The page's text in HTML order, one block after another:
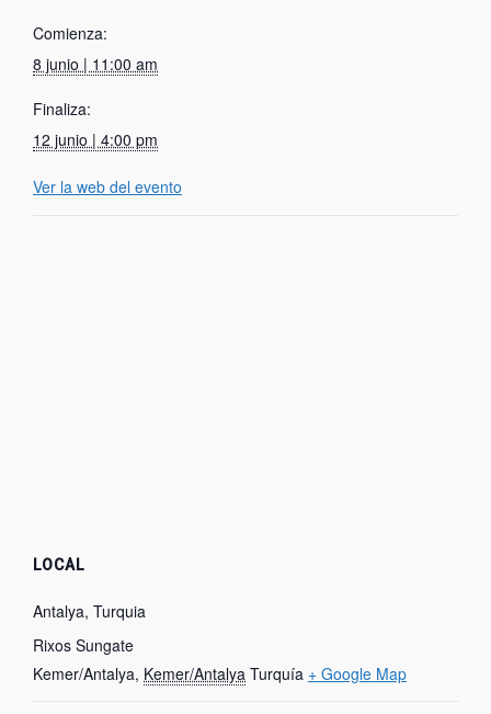
Comienza:
8 junio | 11:00 am
Finaliza:
12 junio | 4:00 pm
Ver la web del evento
LOCAL
Antalya, Turquia
Rixos Sungate
Kemer/Antalya, Kemer/Antalya Turquía + Google Map